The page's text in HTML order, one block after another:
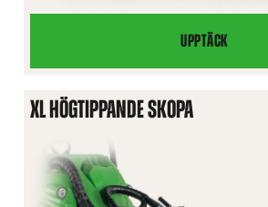
UPPTÄCK
HÖGTIPPANDE
SKOPA
XL HÖGTIPPANDE SKOPA